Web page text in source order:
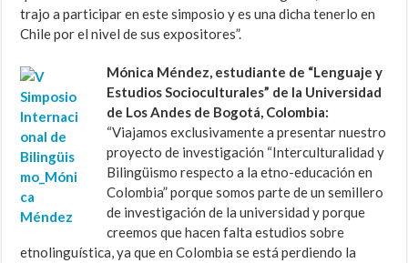
trajo a participar en este simposio y es una dicha tenerlo en
Chile por el nivel de sus expositores”.
Mónica Méndez, estudiante de “Lenguaje y
Estudios Socioculturales” de la Universidad
de Los Andes de Bogotá, Colombia:
“Viajamos exclusivamente a presentar nuestro
proyecto de investigación “Interculturalidad y
Bilingüismo respecto a la etno-educación en
Colombia” porque somos parte de un semillero
de investigación de la universidad y porque
creemos que hacen falta estudios sobre
etnolinguística, ya que en Colombia se está perdiendo la